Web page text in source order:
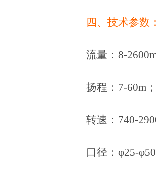
四、技术参数
流量： 8-
扬程： 7-60m
转速： 740-
口径： φ25-